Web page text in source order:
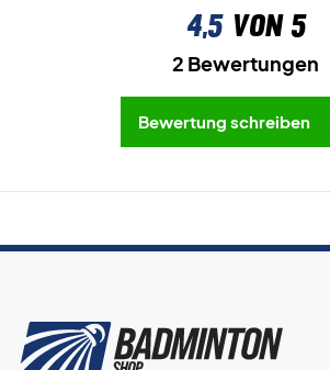
4,5von 5
2 Bewertungen
Bewertung schreiben